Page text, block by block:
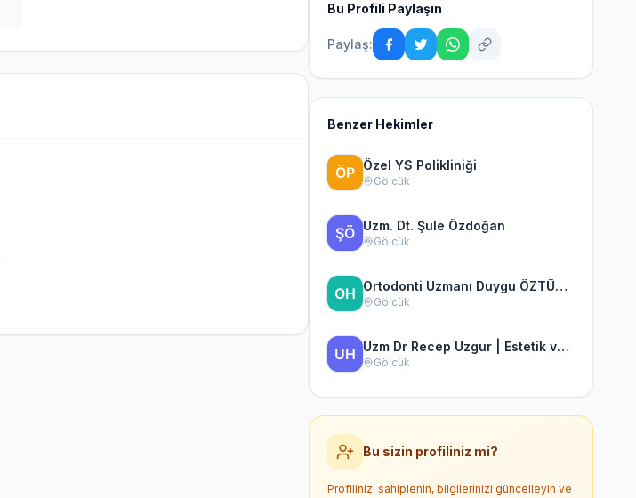
Bu Profili Paylaşın
Paylaş:
Benzer Hekimler
Özel YS Polikliniği
Gölcük
Uzm. Dt. Şule Özdoğan
Gölcük
Ortodonti Uzmanı Duygu ÖZTÜRK, Uzman Diş Hekimi
Gölcük
Uzm Dr Recep Uzgur | Estetik ve Implant Diş Hekimi
Gölcük
Bu sizin profiliniz mi?
Profilinizi sahiplenin, bilgilerinizi güncelleyin ve